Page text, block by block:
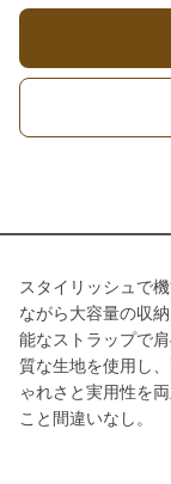
スタイリッシュで
ながら大容量の収
能なストラップで
質な生地を使用し
ゃれさと実用性を
こと間違いなし。